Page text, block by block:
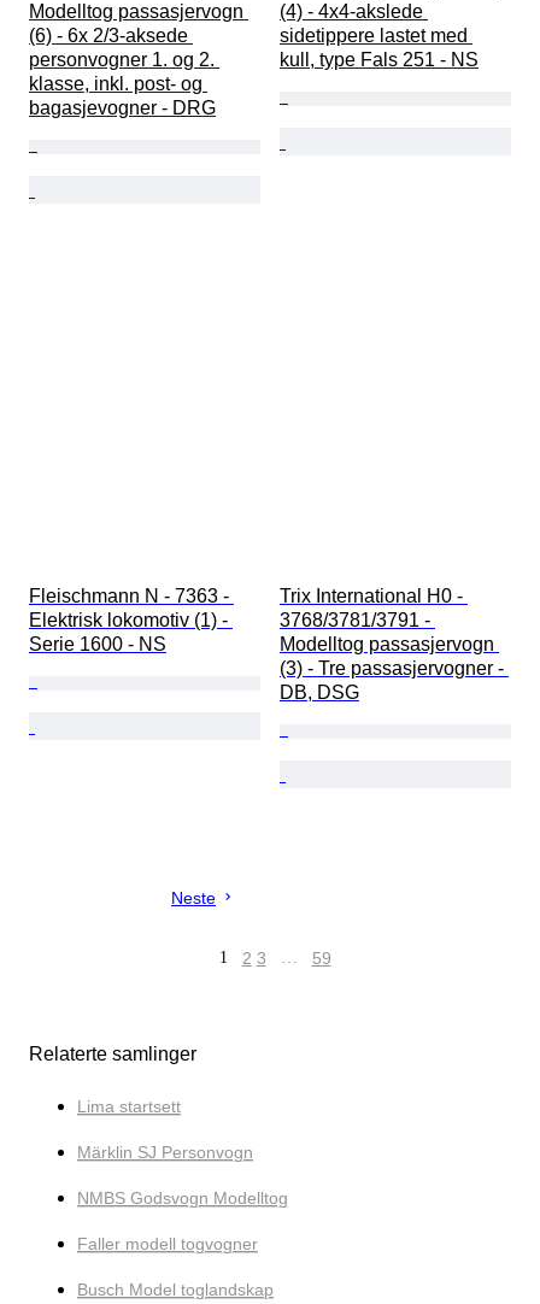
Modelltog passasjervogn
(6) - 6x 2/3-aksede
personvogner 1. og 2.
klasse, inkl. post- og
bagasjevogner - DRG
(4) - 4x4-akslede
sidetippere lastet med
kull, type Fals 251 - NS
Fleischmann N - 7363 -
Elektrisk lokomotiv (1) -
Serie 1600 - NS
Trix International H0 -
3768/3781/3791 -
Modelltog passasjervogn
(3) - Tre passasjervogner -
DB, DSG
Neste
1 2 3 … 59
Relaterte samlinger
Lima startsett
Märklin SJ Personvogn
NMBS Godsvogn Modelltog
Faller modell togvogner
Busch Model toglandskap